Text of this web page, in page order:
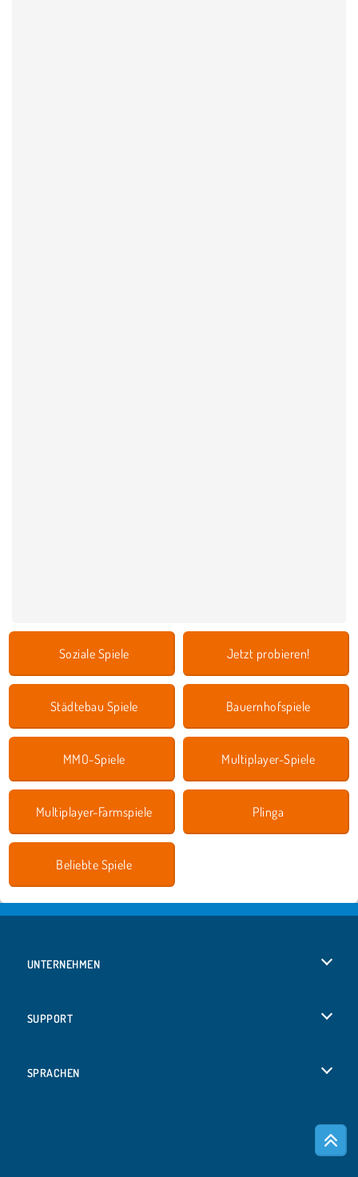
Soziale Spiele Jetzt probieren!
Städtebau Spiele Bauernhofspiele
MMO-Spiele Multiplayer-Spiele
Multiplayer-Farmspiele Plinga
Beliebte Spiele
UNTERNEHMEN
SUPPORT
SPRACHEN